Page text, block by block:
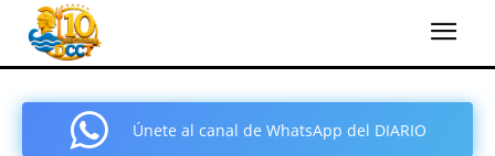
Únete al canal de WhatsApp del DIARIO